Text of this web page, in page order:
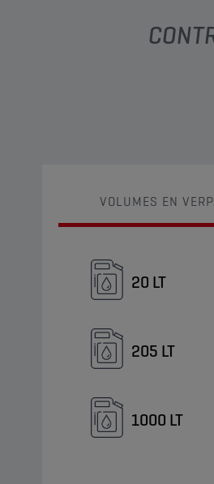
VOLUMES EN
20 LT
205 LT
1000 LT